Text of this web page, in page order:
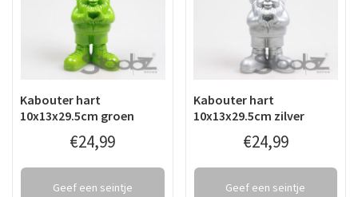
Kabouter hart
10x13x29.5cm groen
€24,99
Geef een seintje
Kabouter hart
10x13x29.5cm zilver
€24,99
Geef een seintje